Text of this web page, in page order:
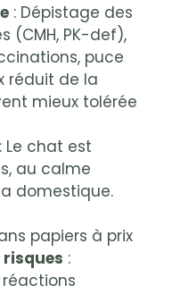
: Dépistage des
(CMH, PK-def),
puce
réduit de la
mieux tolérée
: Le chat est
au calme
domestique.
papiers à prix
risques :